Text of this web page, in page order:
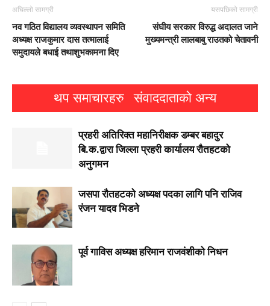
अघिल्लो सामग्री
नव गठित विद्यालय व्यवस्थापन समिति
अध्यक्ष राजकुमार दास तत्मालाई
समुदायले बधाई तथाशुभकामना दिए
यसपछिको सामग्री
संघीय सरकार विरुद्ध अदालत जाने
मुख्यमन्त्री लालबाबु राउतको चेतावनी
थप समाचारहरु संवाददाताको अन्य
प्रहरी अतिरिक्त महानिरीक्षक डम्बर बहादुर
बि.क.द्वारा जिल्ला प्रहरी कार्यालय रौतहटको
अनुगमन
जसपा राैतहटको अध्यक्ष पदका लागि पनि राजिव
रंजन यादव भिडने
पूर्व गाविस अध्यक्ष हरिमान राजवंशीको निधन